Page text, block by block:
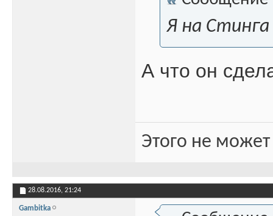
Я на
А что он
Этого не
28.08.2016, 21:24
Gambitka